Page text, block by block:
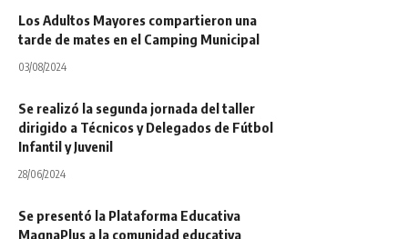
Los Adultos Mayores compartieron una
tarde de mates en el Camping Municipal
03/08/2024
Se realizó la segunda jornada del taller
dirigido a Técnicos y Delegados de Fútbol
Infantil y Juvenil
28/06/2024
Se presentó la Plataforma Educativa
MagnaPlus a la comunidad educativa